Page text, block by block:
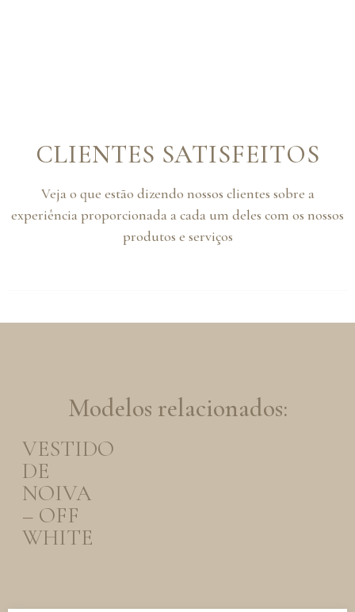
CLIENTES SATISFEITOS
Veja o que estão dizendo nossos clientes sobre a
experiência proporcionada a cada um deles com os nossos
produtos e serviços
Modelos relacionados:
VESTIDO
DE
NOIVA
– OFF
WHITE